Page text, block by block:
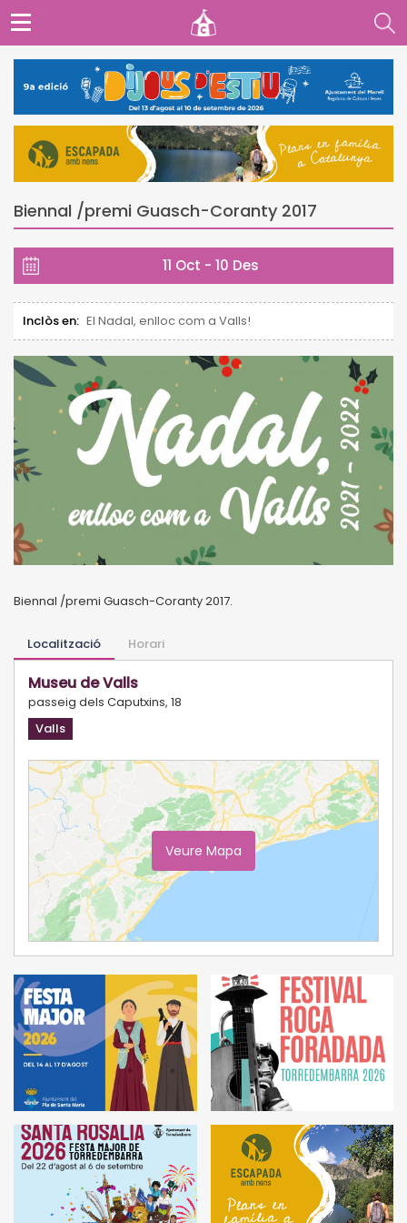
Biennal /premi Guasch-Coranty 2017
11 Oct - 10 Des
Inclòs en: El Nadal, enlloc com a Valls!
Biennal /premi Guasch-Coranty 2017.
Localització Horari
Museu de Valls
passeig dels Caputxins, 18
Valls
Veure Mapa